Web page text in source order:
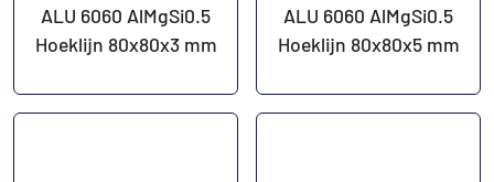
ALU 6060 AlMgSi0.5
Hoeklijn 80x80x3 mm
ALU 6060 AlMgSi0.5
Hoeklijn 80x80x5 mm